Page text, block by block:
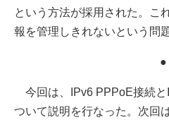
という方法が採用された。こ
報を管理しきれないという問
●
今回は、IPv6 PPPoE接続と
ついて説明を行なった。次回